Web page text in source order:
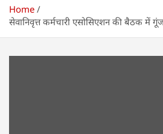
Home
सेवानिवृत्त कर्मचारी एसोसिएशन की बैठक में